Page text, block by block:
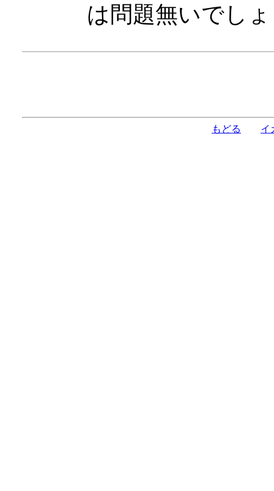
は問題無いでし
もどる イ